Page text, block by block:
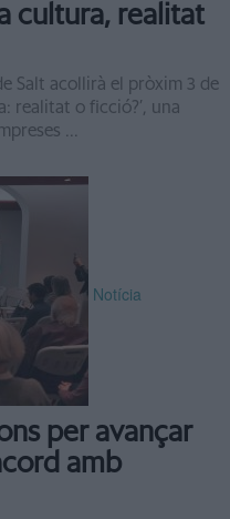
cultura, realitat
Salt acollirà el pròxim 3 de
realitat o ficció?’, una
...
Notícia
per avançar
amb